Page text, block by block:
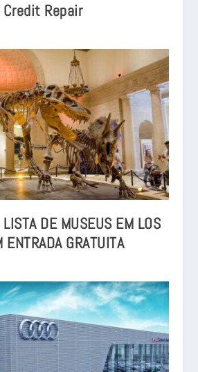
Repair
DE MUSEUS EM LOS
ENTRADA GRATUITA